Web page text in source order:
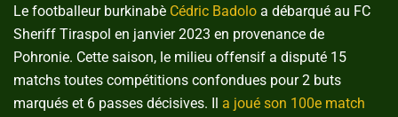
Le footballeur burkinabè Cédric Badolo a débarqué au FC
Sheriff Tiraspol en janvier 2023 en provenance de
Pohronie. Cette saison, le milieu offensif a disputé 15
matchs toutes compétitions confondues pour 2 buts
marqués et 6 passes décisives. Il a joué son 100e match